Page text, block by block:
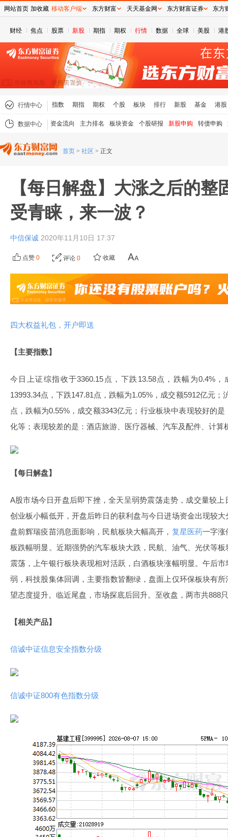
财经 焦点 股票 新股 期指 期权 行情 数据 全球 美股 港
行情中心 指数 期指 期权 个股 板块 排行 新股 基金 港股
数据中心 资金流向 主力排名 板块资金 个股研报 新股申购 转债申购
首页 > 社区 > 正文
【每日解盘】大涨之后的整
受青睐，来一波？
中信保诚 2020年11月10日 17:37
点赞 0 评论 0 收藏
四大权益礼包，开户即送
【主要指数】
今日上证综指收于3360.15点，下跌13.58点，跌幅为0.4%
13993.34点，下跌147.81点，跌幅为1.05%，成交额5912亿元；
点，跌幅为0.55%，成交额3343亿元；行业板块中表现较好的
化等；表现较差的是：酒店旅游、医疗器械、汽车及配件、计算
【每日解盘】
A股市场今日开盘后即下挫，全天呈弱势震荡走势，成交量较
创业板小幅低开，开盘后昨日的获利盘与今日进场资金出现较
盘前辉瑞疫苗消息面影响，民航板块大幅高开， 复星医药一字涨
板跌幅明显。近期强势的汽车板块大跌，民航、油气、光伏等
震荡，上午银行板块表现相对活跃，白酒板块涨幅明显。午后
弱，科技股集体回调，主要指数皆翻绿，盘面上仅环保板块有
望态度提升。临近尾盘，市场探底后回升。至收盘，两市共888
【相关产品】
信诚中证信息安全指数分级
信诚中证800有色指数分级
网站首页 加收藏 移动客户端 东方财富 天天基金网 东方财富证券 东方